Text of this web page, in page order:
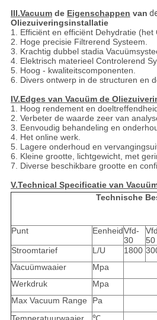
III.Vacuumde Eigenschappen van
Oliezuiveringsinstallatie
1. Efficiënt en efficiënt Dehydratie (het
2. Hoge precisie Filtrerend Systeem.
3. Krachtig dubbel stadia
4. Elektrisch materieel Controlerend
5. Hoog - kwaliteitscomponenten.
6. Divers ontwerp in de structuren en
IV.Edges van Vacuüm de
1. Hoog rendement en
2. Verbeter de waarde zeer van
3. Eenvoudig behandeling en
4. Het online werk.
5. Lagere onderhoud en
6. Kleine grootte, lichtgewicht, met
7. Diverse beschikbare grootte en
V.Technical Specificatie van
Technische
Punt EenheidVfd-
30
50
Stroomtarief
L/U 1800
Vacuümwaaier
Mpa
Werkdruk
Mpa
Max Vacuum Range
Pa